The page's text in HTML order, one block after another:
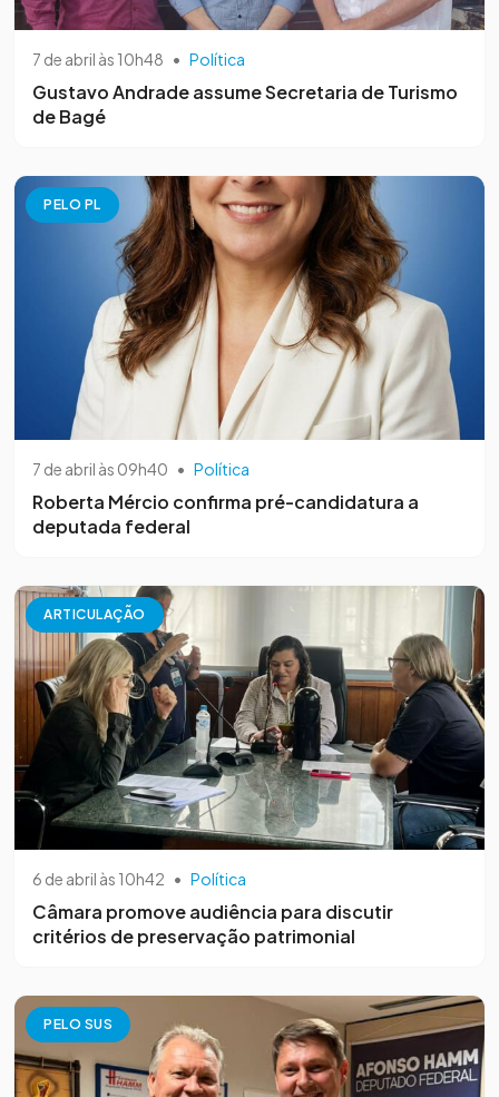
7 de abril às 10h48 • Política
Gustavo Andrade assume Secretaria de Turismo
de Bagé
PELO PL
7 de abril às 09h40 • Política
Roberta Mércio confirma pré-candidatura a
deputada federal
ARTICULAÇÃO
6 de abril às 10h42 • Política
Câmara promove audiência para discutir
critérios de preservação patrimonial
PELO SUS